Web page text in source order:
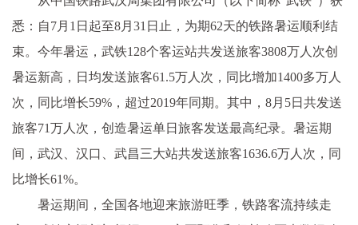
悉：自7月1日起至8月31日止，为期62天的铁路暑运顺利结
束。今年暑运，武铁128个客运站共发送旅客3808万人次创
暑运新高，日均发送旅客61.5万人次，同比增加1400多万人
次，同比增长59%，超过2019年同期。其中，8月5日共发送
旅客71万人次，创造暑运单日旅客发送最高纪录。暑运期
间，武汉、汉口、武昌三大站共发送旅客1636.6万人次，同
比增长61%。
暑运期间，全国各地迎来旅游旺季，铁路客流持续走